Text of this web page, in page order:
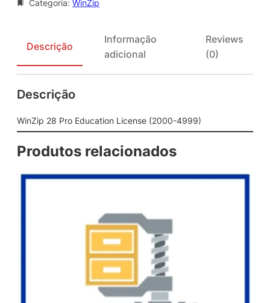
Categoria: WinZip
Descrição
Informação
adicional
Reviews
(0)
Descrição
WinZip 28 Pro Education License (2000-4999)
Produtos relacionados